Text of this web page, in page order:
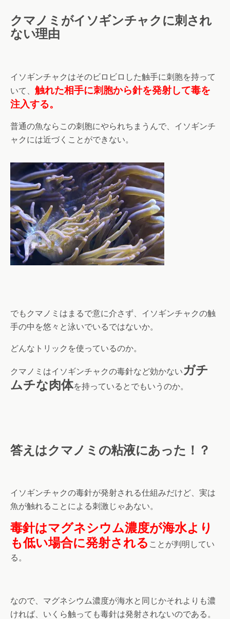
クマノミがイソギンチャクに刺され
ない理由
イソギンチャクはそのビロビロした触手に刺胞を持って
いて、 触れた相手に刺胞から針を発射して毒を
注入する。
普通の魚ならこの刺胞にやられちまうんで、イソギンチ
ャクには近づくことができない。
でもクマノミはまるで意に介さず、イソギンチャクの触
手の中を悠々と泳いでいるではないか。
どんなトリックを使っているのか。
クマノミはイソギンチャクの毒針など効かないガチ
ムチな肉体を持っているとでもいうのか。
答えはクマノミの粘液にあった！？
イソギンチャクの毒針が発射される仕組みだけど、実は
魚が触れることによる刺激じゃあない。
毒針はマグネシウム濃度が海水より
も低い場合に発射される ことが判明してい
る。
なので、マグネシウム濃度が海水と同じかそれよりも濃
ければ、いくら触っても毒針は発射されないのである。